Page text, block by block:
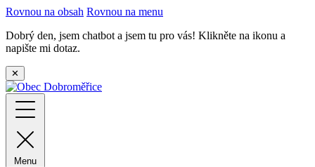
Rovnou na obsah Rovnou na menu
Dobrý den, jsem chatbot a jsem tu pro vás! Klikněte na ikonu a
napište mi dotaz.
✕
Menu